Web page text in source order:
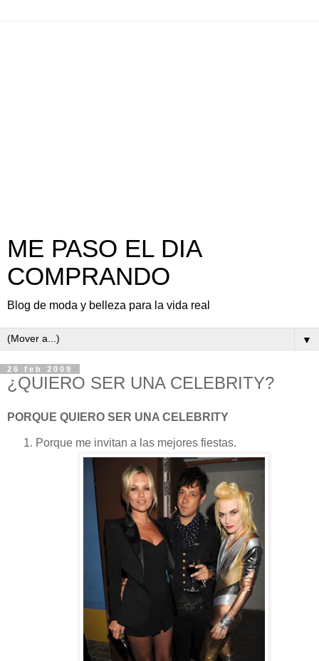
ME PASO EL DIA
COMPRANDO
Blog de moda y belleza para la vida real
▼
26 feb 2009
¿QUIERO SER UNA CELEBRITY?
PORQUE QUIERO SER UNA CELEBRITY
Porque me invitan a las mejores fiestas.